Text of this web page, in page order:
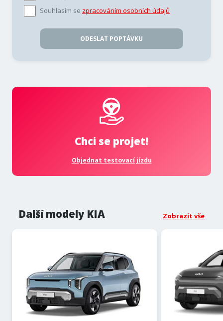
Souhlasím se zpracováním osobních údajů
ODESLAT POPTÁVKU
Chci se projet!
Objednat testovací jízdu
Další modely KIA Zobrazit vše